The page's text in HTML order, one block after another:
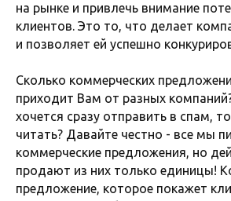
на рынке и привлечь внимание
клиентов. Это то, что делает
и позволяет ей успешно
Сколько коммерческих
приходит Вам от разных
хочется сразу отправить в спам,
читать? Давайте честно - все мы
коммерческие предложения, но
продают из них только единицы!
предложение, которое покажет